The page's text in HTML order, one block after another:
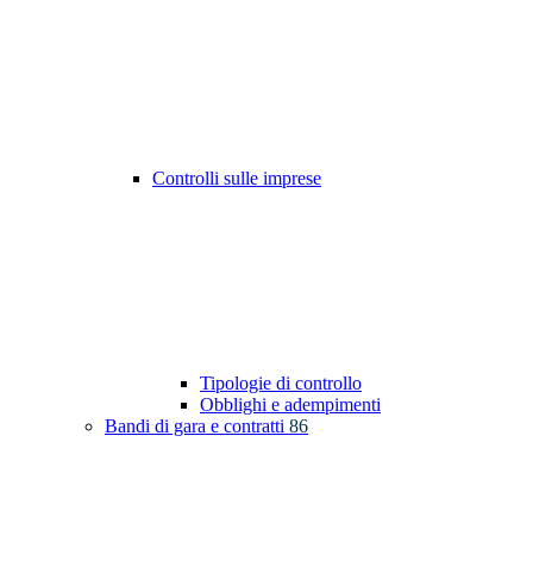
Controlli sulle imprese
Tipologie di controllo
Obblighi e adempimenti
Bandi di gara e contratti 86